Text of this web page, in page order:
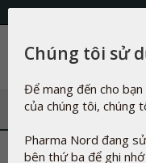
Danh mục
Chúng tôi sử
Để mang đến cho
của chúng tôi, chúng
Pharma Nord đang
bên thứ ba để ghi